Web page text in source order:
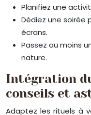
Planifiez une
Dédiez une soirée
écrans.
Passez au moins
nature.
Intégration
conseils et
Adaptez les rituels à